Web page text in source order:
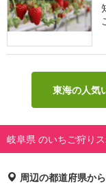
東海の人気
岐阜県 のいちご狩り
周辺の都道府県か